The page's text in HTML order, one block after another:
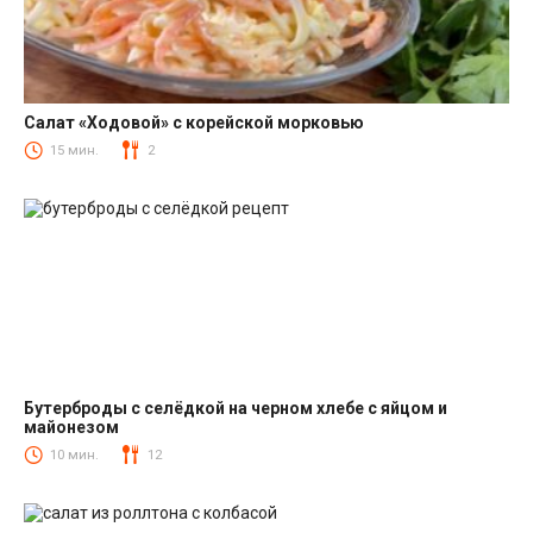
Салаты с корейской морковкой
Салат «Ходовой» с корейской морковью
15 мин. 2
Закуски
Бутерброды с селёдкой на черном хлебе с яйцом и
майонезом
10 мин. 12